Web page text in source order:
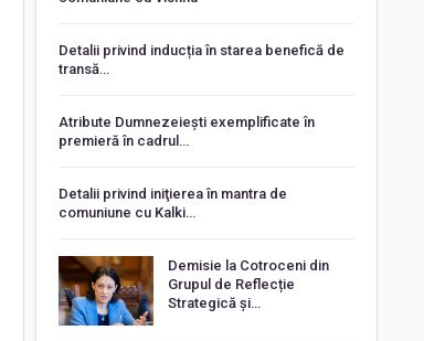
Detalii privind inducția în starea benefică de
transă…
Atribute Dumnezeiești exemplificate în
premieră în cadrul…
Detalii privind iniţierea în mantra de
comuniune cu Kalki…
Demisie la Cotroceni din
Grupul de Reflecție
Strategică și…